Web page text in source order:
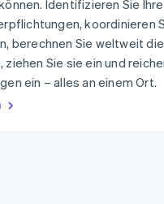
Gaming
Bewirtung, Reisen und
Freizeit
Versicherungen
Medien und
Unterhaltung
Organisationen
Verwaltung von
Diensten mit Agenten
Ressourcen
kontaktieren
Partner werden
Identifizieren Sie Ihre
koordinieren
berechnen Sie weltweit
Sie sie ein und
ein – alles an einem Ort.